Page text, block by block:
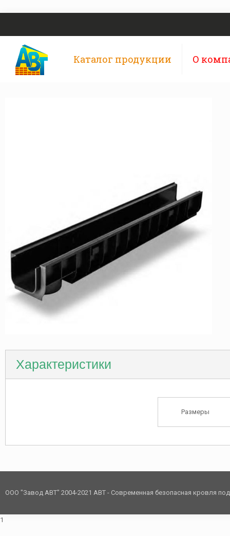
Каталог продукции О
Характеристики
Размеры
ООО "Завод АВТ" 2004-2021 АВТ - Современная безопасная кровля
1